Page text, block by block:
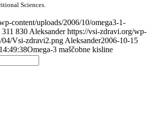
Sciences.
content/uploads/2006/10/omega3-1-
311 830 Aleksander https://vsi-zdravi.org/wp-
04/Vsi-zdravi2.png Aleksander2006-10-15
Omega-3 maščobne kisline